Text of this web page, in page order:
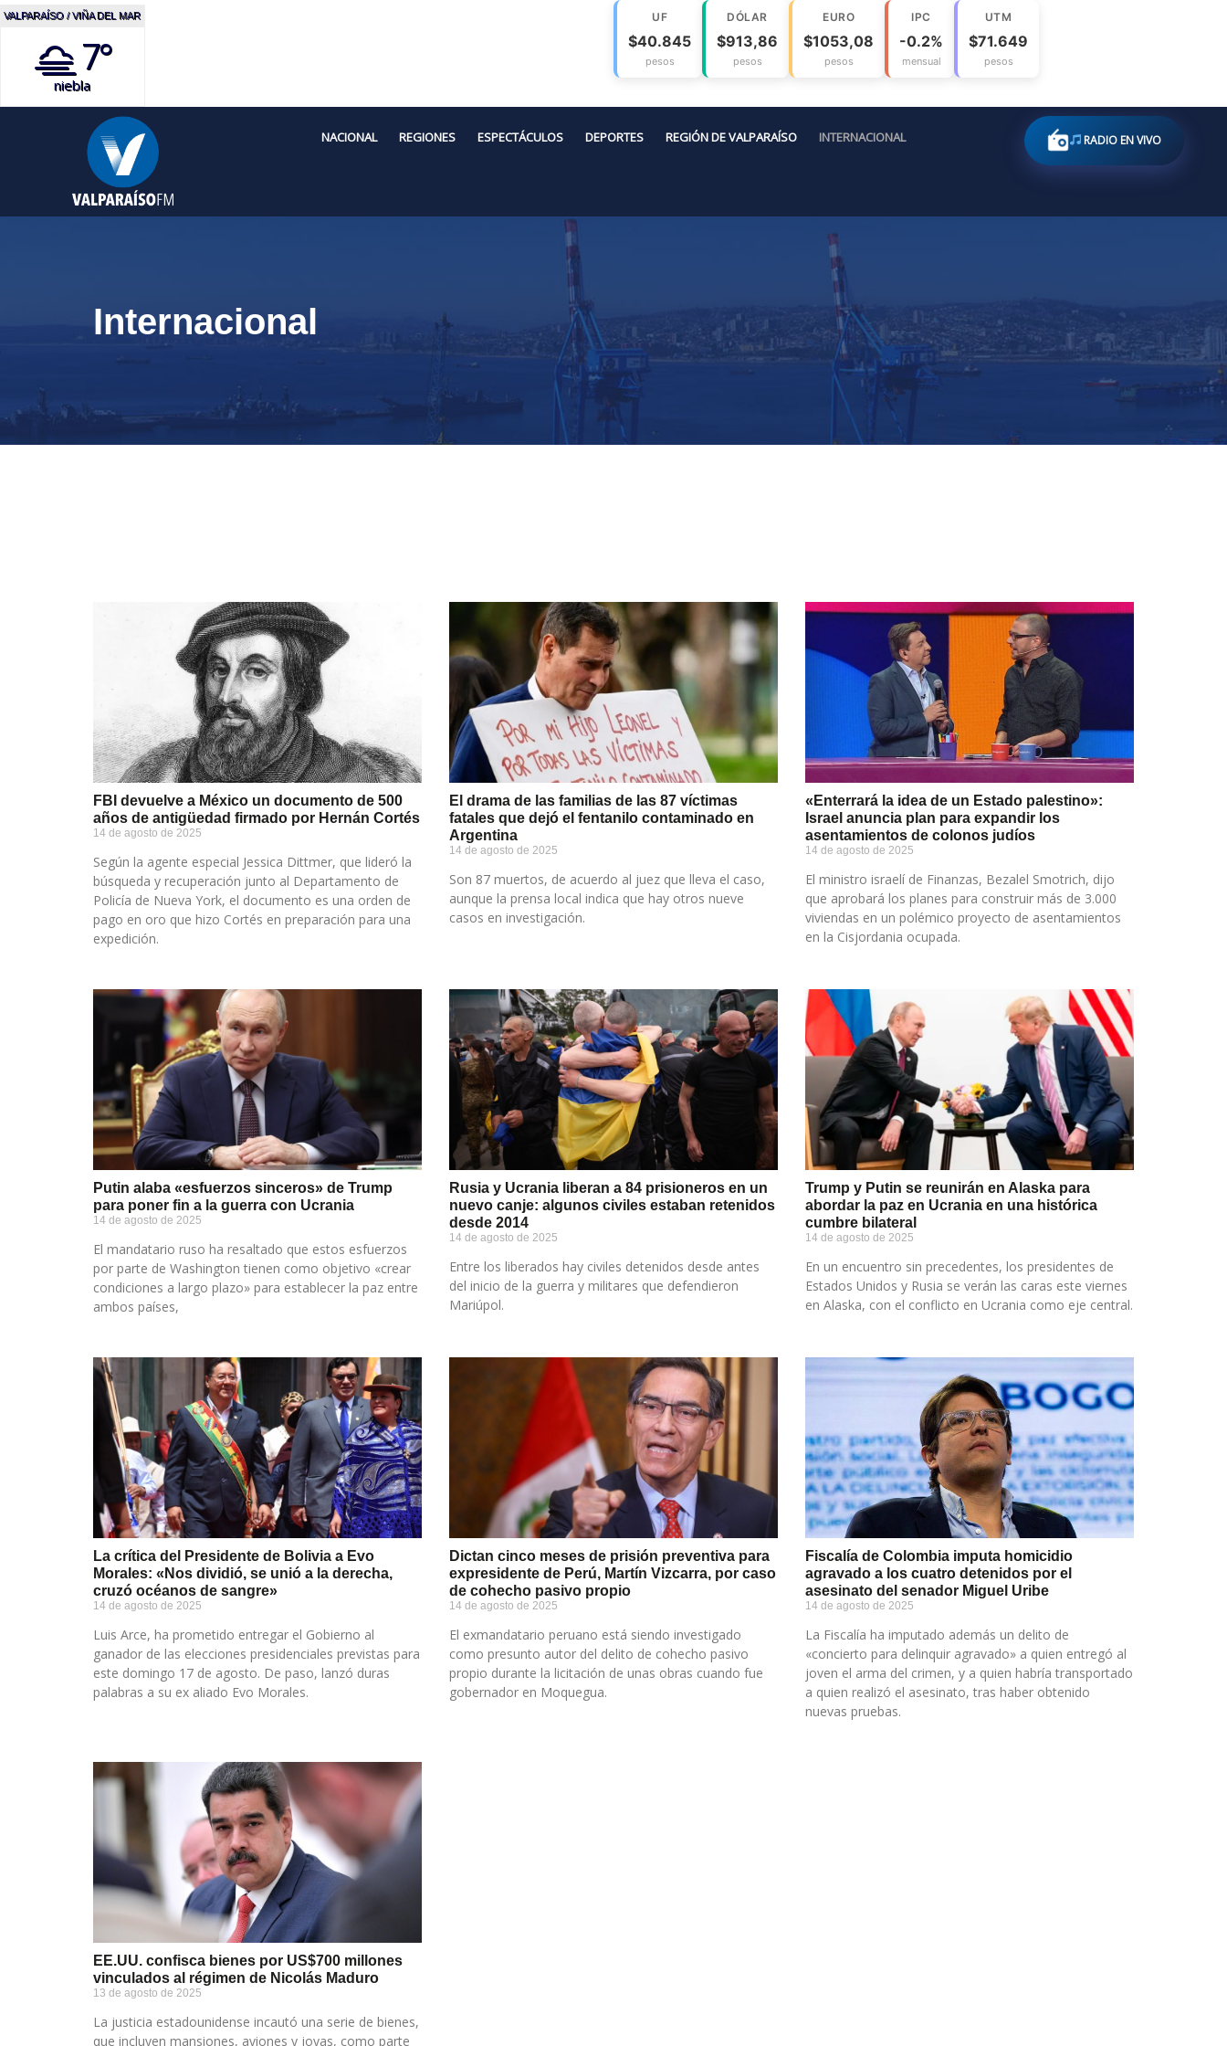
VALPARAÍSO / VIÑA DEL MAR
7°
niebla
UF
$40.845
pesos
DÓLAR
$913,86
pesos
EURO
$1053,08
pesos
IPC
-0.2%
mensual
UTM
$71.649
pesos
NACIONAL REGIONES ESPECTÁCULOS DEPORTES REGIÓN DE VALPARAÍSO INTERNACIONAL RADIO EN VIVO
Internacional
FBI devuelve a México un documento de 500
años de antigüedad firmado por Hernán Cortés
14 de agosto de 2025
Según la agente especial Jessica Dittmer, que lideró la
búsqueda y recuperación junto al Departamento de
Policía de Nueva York, el documento es una orden de
pago en oro que hizo Cortés en preparación para una
expedición.
El drama de las familias de las 87 víctimas
fatales que dejó el fentanilo contaminado en
Argentina
14 de agosto de 2025
Son 87 muertos, de acuerdo al juez que lleva el caso,
aunque la prensa local indica que hay otros nueve
casos en investigación.
«Enterrará la idea de un Estado palestino»:
Israel anuncia plan para expandir los
asentamientos de colonos judíos
14 de agosto de 2025
El ministro israelí de Finanzas, Bezalel Smotrich, dijo
que aprobará los planes para construir más de 3.000
viviendas en un polémico proyecto de asentamientos
en la Cisjordania ocupada.
Putin alaba «esfuerzos sinceros» de Trump
para poner fin a la guerra con Ucrania
14 de agosto de 2025
El mandatario ruso ha resaltado que estos esfuerzos
por parte de Washington tienen como objetivo «crear
condiciones a largo plazo» para establecer la paz entre
ambos países,
Rusia y Ucrania liberan a 84 prisioneros en un
nuevo canje: algunos civiles estaban retenidos
desde 2014
14 de agosto de 2025
Entre los liberados hay civiles detenidos desde antes
del inicio de la guerra y militares que defendieron
Mariúpol.
Trump y Putin se reunirán en Alaska para
abordar la paz en Ucrania en una histórica
cumbre bilateral
14 de agosto de 2025
En un encuentro sin precedentes, los presidentes de
Estados Unidos y Rusia se verán las caras este viernes
en Alaska, con el conflicto en Ucrania como eje central.
La crítica del Presidente de Bolivia a Evo
Morales: «Nos dividió, se unió a la derecha,
cruzó océanos de sangre»
14 de agosto de 2025
Luis Arce, ha prometido entregar el Gobierno al
ganador de las elecciones presidenciales previstas para
este domingo 17 de agosto. De paso, lanzó duras
palabras a su ex aliado Evo Morales.
Dictan cinco meses de prisión preventiva para
expresidente de Perú, Martín Vizcarra, por caso
de cohecho pasivo propio
14 de agosto de 2025
El exmandatario peruano está siendo investigado
como presunto autor del delito de cohecho pasivo
propio durante la licitación de unas obras cuando fue
gobernador en Moquegua.
Fiscalía de Colombia imputa homicidio
agravado a los cuatro detenidos por el
asesinato del senador Miguel Uribe
14 de agosto de 2025
La Fiscalía ha imputado además un delito de
«concierto para delinquir agravado» a quien entregó al
joven el arma del crimen, y a quien habría transportado
a quien realizó el asesinato, tras haber obtenido
nuevas pruebas.
EE.UU. confisca bienes por US$700 millones
vinculados al régimen de Nicolás Maduro
13 de agosto de 2025
La justicia estadounidense incautó una serie de bienes,
que incluyen mansiones, aviones y joyas, como parte